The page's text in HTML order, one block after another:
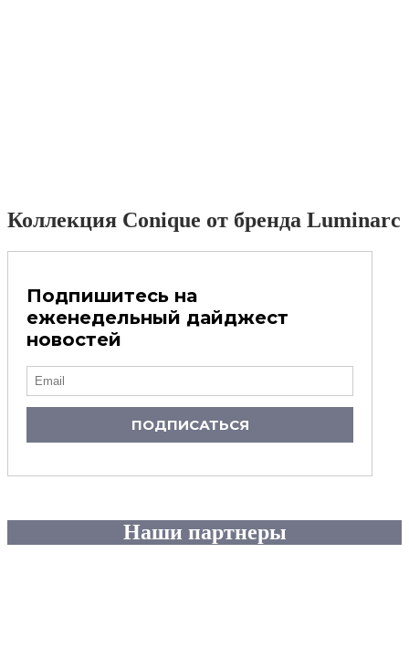
Коллекция Conique от бренда Luminarc
Подпишитесь на
еженедельный дайджест
новостей
ПОДПИСАТЬСЯ
Наши партнеры